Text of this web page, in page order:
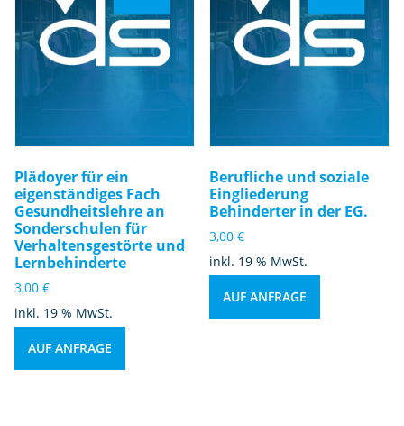
Plädoyer für ein
eigenständiges Fach
Gesundheitslehre an
Sonderschulen für
Verhaltensgestörte und
Lernbehinderte
3,00 €
inkl. 19 % MwSt.
AUF ANFRAGE
Berufliche und soziale
Eingliederung
Behinderter in der EG.
3,00€
inkl. 19 % MwSt.
AUF ANFRAGE